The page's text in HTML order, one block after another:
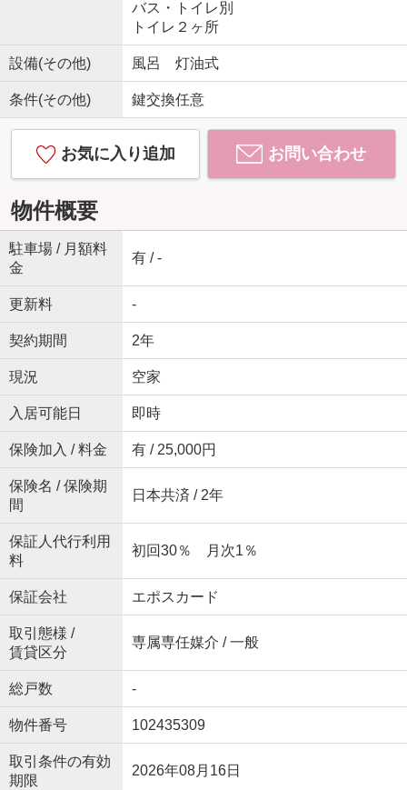
バス・トイレ別
トイレ２ヶ所
設備(その他) 風呂 灯油式
条件(その他) 鍵交換任意
お気に入り追加 お問い合わせ
物件概要
駐車場 / 月額料
金
有 / -
更新料 -
契約期間 2年
現況 空家
入居可能日 即時
保険加入 / 料金 有 / 25,000円
保険名 / 保険期
間
日本共済 / 2年
保証人代行利用
料
初回30％ 月次1％
保証会社 エポスカード
取引態様 /
賃貸区分
専属専任媒介 / 一般
総戸数 -
物件番号 102435309
取引条件の有効
期限
2026年08月16日